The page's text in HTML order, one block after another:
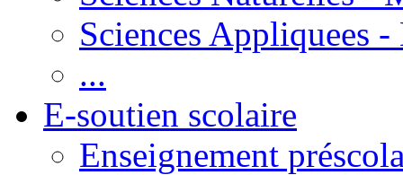
Sciences Appliquees
...
E-soutien scolaire